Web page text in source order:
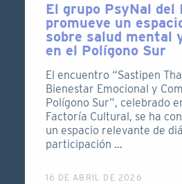
El grupo PsyNal del
promueve un
sobre salud mental
en el Polígono Sur
El encuentro “Sastipen
Bienestar Emocional y
Polígono Sur”, celebrado
Factoría Cultural, se ha
un espacio relevante de
participación …
16 DE ABRIL DE 2026